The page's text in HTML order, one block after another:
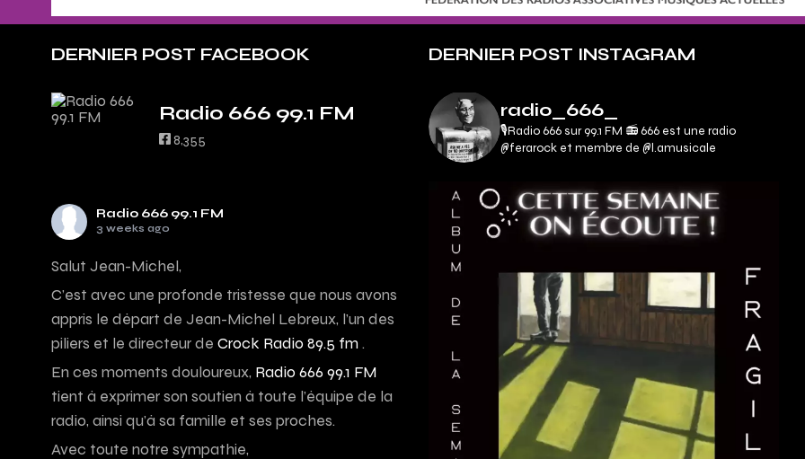
DERNIER POST FACEBOOK
Radio 666 99.1 FM
8,355
Radio 666 99.1 FM
3 weeks ago
Salut Jean-Michel,
C’est avec une profonde tristesse que nous avons
appris le départ de Jean-Michel Lebreux, l’un des
piliers et le directeur de Crock Radio 89.5 fm .
En ces moments douloureux, Radio 666 99.1 FM
tient à exprimer son soutien à toute l’équipe de la
radio, ainsi qu’à sa famille et ses proches.
Avec toute notre sympathie,
DERNIER POST INSTAGRAM
radio_666_
🎙Radio 666 sur 99.1 FM 📻666 est une radio
@ferarock et membre de @l.amusicale